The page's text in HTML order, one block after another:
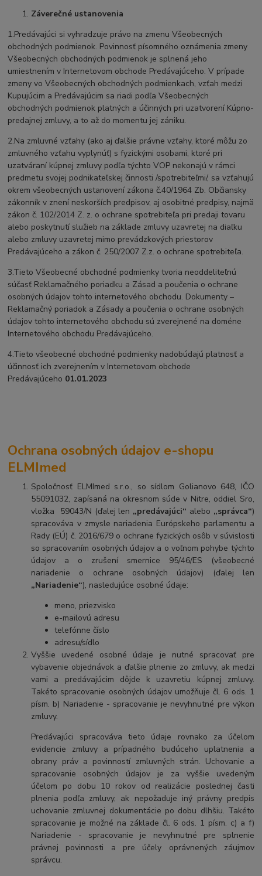
Záverečné ustanovenia
1.Predávajúci si vyhradzuje právo na zmenu Všeobecných
obchodných podmienok. Povinnosť písomného oznámenia zmeny
Všeobecných obchodných podmienok je splnená jeho
umiestnením v Internetovom obchode Predávajúceho. V prípade
zmeny vo Všeobecných obchodných podmienkach, vzťah medzi
Kupujúcim a Predávajúcim sa riadi podľa Všeobecných
obchodných podmienok platných a účinných pri uzatvorení Kúpno-
predajnej zmluvy, a to až do momentu jej zániku.
2.Na zmluvné vzťahy (ako aj ďalšie právne vzťahy, ktoré môžu zo
zmluvného vzťahu vyplynúť) s fyzickými osobami, ktoré pri
uzatváraní kúpnej zmluvy podľa týchto VOP nekonajú v rámci
predmetu svojej podnikateľskej činnosti /spotrebiteľmi/, sa vzťahujú
okrem všeobecných ustanovení zákona č.40/1964 Zb. Občiansky
zákonník v znení neskorších predpisov, aj osobitné predpisy, najmä
zákon č. 102/2014 Z. z. o ochrane spotrebiteľa pri predaji tovaru
alebo poskytnutí služieb na základe zmluvy uzavretej na diaľku
alebo zmluvy uzavretej mimo prevádzkových priestorov
Predávajúceho a zákon č. 250/2007 Z.z. o ochrane spotrebiteľa.
3.Tieto Všeobecné obchodné podmienky tvoria neoddeliteľnú
súčasť Reklamačného poriadku a Zásad a poučenia o ochrane
osobných údajov tohto internetového obchodu. Dokumenty –
Reklamačný poriadok a Zásady a poučenia o ochrane osobných
údajov tohto internetového obchodu sú zverejnené na doméne
Internetového obchodu Predávajúceho.
4.Tieto všeobecné obchodné podmienky nadobúdajú platnosť a
účinnosť ich zverejnením v Internetovom obchode
Predávajúceho 01.01.2023
Ochrana osobných údajov e-shopu
ELMImed
Spoločnosť ELMImed s.r.o., so sídlom Golianovo 648, IČO
55091032, zapísaná na okresnom súde v Nitre, oddiel Sro,
vložka 59043/N (ďalej len „predávajúci“ alebo „správca“)
spracováva v zmysle nariadenia Európskeho parlamentu a
Rady (EÚ) č. 2016/679 o ochrane fyzických osôb v súvislosti
so spracovaním osobných údajov a o voľnom pohybe týchto
údajov a o zrušení smernice 95/46/ES (všeobecné
nariadenie o ochrane osobných údajov) (ďalej len
„Nariadenie“), nasledujúce osobné údaje:
meno, priezvisko
e-mailovú adresu
telefónne číslo
adresu/sídlo
Vyššie uvedené osobné údaje je nutné spracovať pre
vybavenie objednávok a ďalšie plnenie zo zmluvy, ak medzi
vami a predávajúcim dôjde k uzavretiu kúpnej zmluvy.
Takéto spracovanie osobných údajov umožňuje čl. 6 ods. 1
písm. b) Nariadenie - spracovanie je nevyhnutné pre výkon
zmluvy.
Predávajúci spracováva tieto údaje rovnako za účelom
evidencie zmluvy a prípadného budúceho uplatnenia a
obrany práv a povinností zmluvných strán. Uchovanie a
spracovanie osobných údajov je za vyššie uvedeným
účelom po dobu 10 rokov od realizácie poslednej časti
plnenia podľa zmluvy, ak nepožaduje iný právny predpis
uchovanie zmluvnej dokumentácie po dobu dlhšiu. Takéto
spracovanie je možné na základe čl. 6 ods. 1 písm. c) a f)
Nariadenie - spracovanie je nevyhnutné pre splnenie
právnej povinnosti a pre účely oprávnených záujmov
správcu.